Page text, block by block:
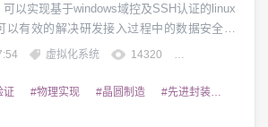
以实现基于windows域控及SSH认证的linux
以有效的解决研发接入过程中的数据安全管
二、Xlinkvnc有哪些功能1、统一认证，支持
发实现接入管控及远...
虚拟化系统 14320
证 #物理实现 #晶圆制造 #先进封装